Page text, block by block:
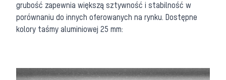
grubość zapewnia większą sztywność i stabilność w
porównaniu do innych oferowanych na rynku. Dostępne
kolory taśmy aluminiowej 25 mm: